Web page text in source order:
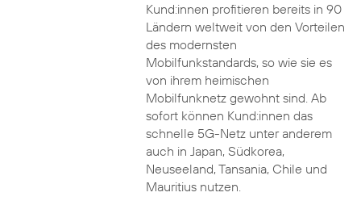
Kund:innen profitieren bereits in 90
Ländern weltweit von den Vorteilen
des modernsten
Mobilfunkstandards, so wie sie es
von ihrem heimischen
Mobilfunknetz gewohnt sind. Ab
sofort können Kund:innen das
schnelle 5G-Netz unter anderem
auch in Japan, Südkorea,
Neuseeland, Tansania, Chile und
Mauritius nutzen.